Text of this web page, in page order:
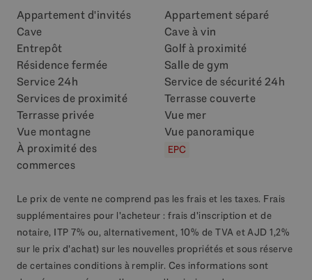
Appartement d'invités
Appartement séparé
Cave
Cave à vin
Entrepôt
Golf à proximité
Résidence fermée
Salle de gym
Service 24h
Service de sécurité 24h
Services de proximité
Terrasse couverte
Terrasse privée
Vue mer
Vue montagne
Vue panoramique
À proximité des
commerces
EPC
Le prix de vente ne comprend pas les frais et les taxes. Frais
supplémentaires pour l'acheteur : frais d'inscription et de
notaire, ITP 7% ou, alternativement, 10% de TVA et AJD 1,2%
sur le prix d'achat) sur les nouvelles propriétés et sous réserve
de certaines conditions à remplir. Ces informations sont